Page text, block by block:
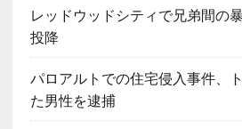
レッドウッドシティで兄弟間の
投降
パロアルトでの住宅侵入事件、
た男性を逮捕